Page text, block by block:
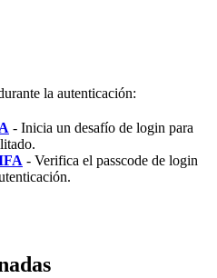
la autenticación:
- Inicia un desafío de login para
- Verifica el passcode de login